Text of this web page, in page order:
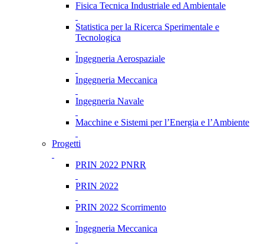
Fisica Tecnica Industriale ed Ambientale
Statistica per la Ricerca Sperimentale e
Tecnologica
Ingegneria Aerospaziale
Ingegneria Meccanica
Ingegneria Navale
Macchine e Sistemi per l’Energia e l’Ambiente
Progetti
PRIN 2022 PNRR
PRIN 2022
PRIN 2022 Scorrimento
Ingegneria Meccanica